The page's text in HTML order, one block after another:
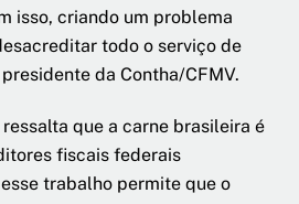
isso, criando um problema
todo o serviço de
da Contha/CFMV.
que a carne brasileira é
fiscais federais
trabalho permite que o